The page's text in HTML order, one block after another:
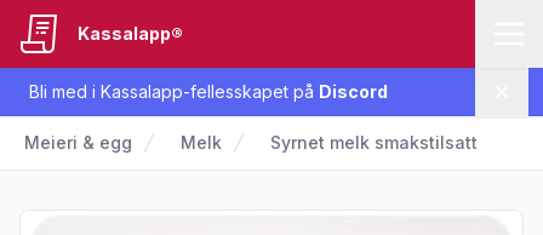
Bli med i Kassalapp-fellesskapet på Discord
Kassalapp®
Meieri & egg Melk Syrnet melk smakstilsatt